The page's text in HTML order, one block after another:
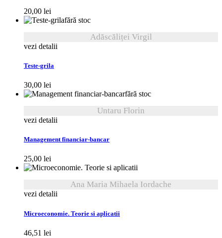
20,00 lei
fără stoc
Adăscăliței Virgil
vezi detalii
Teste-grila
30,00 lei
fără stoc
Untaru Florin
vezi detalii
Management financiar-bancar
25,00 lei
Ana Maria Mihaela Iordache
vezi detalii
Microeconomie. Teorie si aplicatii
46,51 lei